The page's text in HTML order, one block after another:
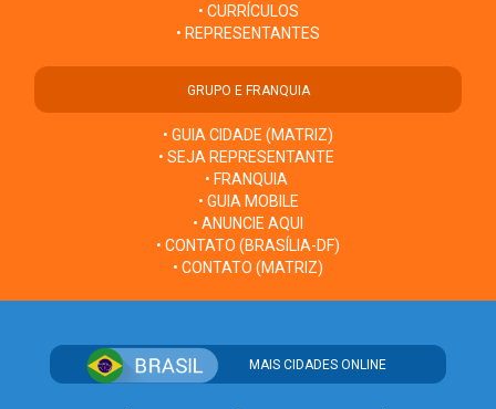
• CURRÍCULOS
• REPRESENTANTES
GRUPO E FRANQUIA
• GUIA CIDADE (MATRIZ)
• SEJA REPRESENTANTE
• FRANQUIA
• GUIA MOBILE
• ANUNCIE AQUI
• CONTATO (BRASÍLIA-DF)
• CONTATO (MATRIZ)
MAIS CIDADES ONLINE